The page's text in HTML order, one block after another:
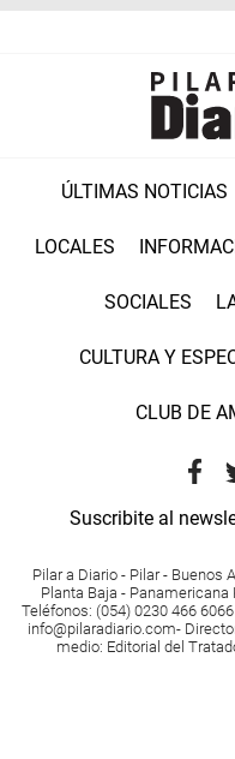
ÚLTIMAS NOTICIAS
LOCALES
SOCIALES
CULTURA Y
CLUB DE
Suscribite al
Pilar a Diario - Pilar - Buenos
Planta Baja - Panamericana
Teléfonos: (054) 0230 466
info@pilaradiario.com-
medio: Editorial del